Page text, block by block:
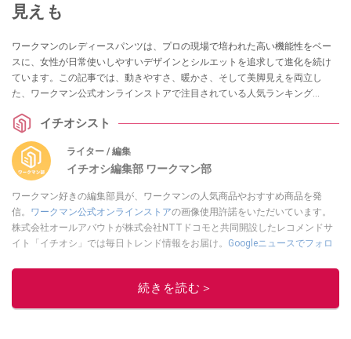
見えも
ワークマンのレディースパンツは、プロの現場で培われた高い機能性をベー
スに、女性が日常使いしやすいデザインとシルエットを追求して進化を続け
ています。この記事では、動きやすさ、暖かさ、そして美脚見えを両立し
た、ワークマン公式オンラインストアで注目されている人気ランキング
姿にまでこだわったオフィス対応可能なストレッチパンツまで、冬の着こな
しを快適にする傑作アイテムの魅力に迫ります。
イチオシスト
ライター / 編集
イチオシ編集部 ワークマン部
ワークマン好きの編集部員が、ワークマンの人気商品やおすすめ商品を発
信。 ワークマン公式オンラインストアの画像使用許諾をいただいています。
株式会社オールアバウトが株式会社NTTドコモと共同開設したレコメンドサ
イト「イチオシ」では毎日トレンド情報をお届け。 Googleニュースでフォロ
このイチオシストの他の記事を読む
続きを読む＞